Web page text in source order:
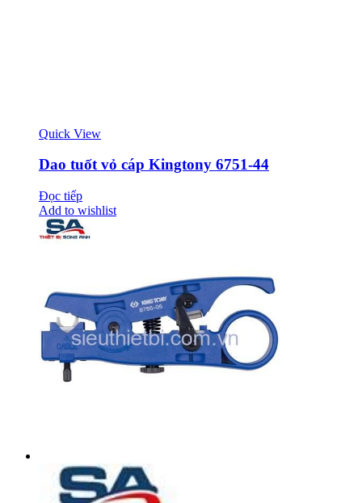
Quick View
Dao tuốt vỏ cáp Kingtony 6751-44
Đọc tiếp
Add to wishlist